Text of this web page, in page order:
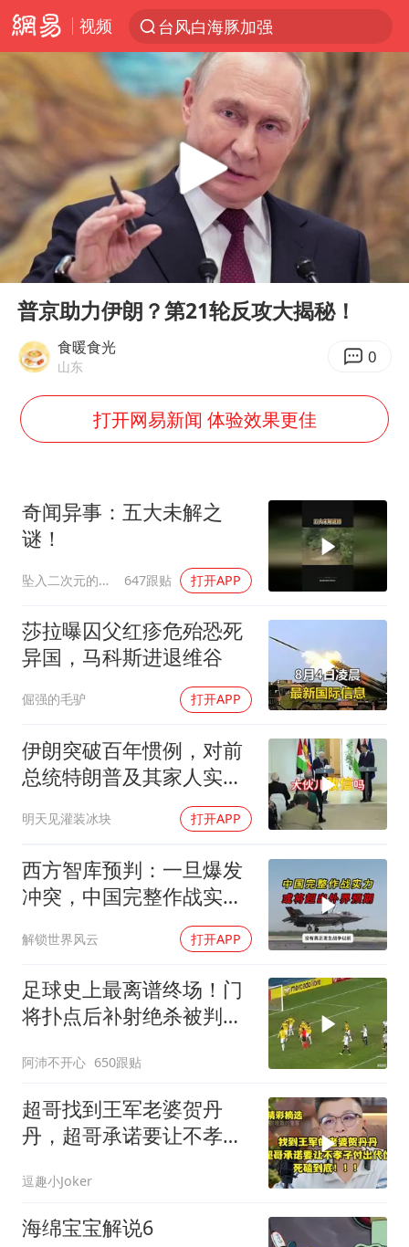
视频
台风白海豚加强
我国货物贸易进出口超30万亿元
向鹏0-3不敌张本智和
泉州市委书记张毅恭被查
国防部回应日本试射“战斧”导弹
“立秋的第一杯奶茶”又爆单了
泰国枪击案凶手先杀祖父母后行凶
宇树科技中一签需缴款7.54万元
山东潍坊发布大风黄色预警
公司“上四休三”但要降薪1000元
东方之约 相约未来
Play
00:00
普京助力伊朗？第21轮反攻大揭秘！
食暖食光
山东 0
打开网易新闻 体验效果更佳
奇闻异事：五大未解之
谜！
坠入二次元的海洋 647跟贴 打开APP
莎拉曝囚父红疹危殆恐死
异国，马科斯进退维谷
倔强的毛驴 打开APP
伊朗突破百年惯例，对前
总统特朗普及其家人实施
明天见灌装冰块 打开APP
西方智库预判：一旦爆发
冲突，中国完整作战实力
解锁世界风云 打开APP
足球史上最离谱终场！门
将扑点后补射绝杀被判无
阿沛不开心 650跟贴
超哥找到王军老婆贺丹
丹，超哥承诺要让不孝子
逗趣小Joker
海绵宝宝解说6